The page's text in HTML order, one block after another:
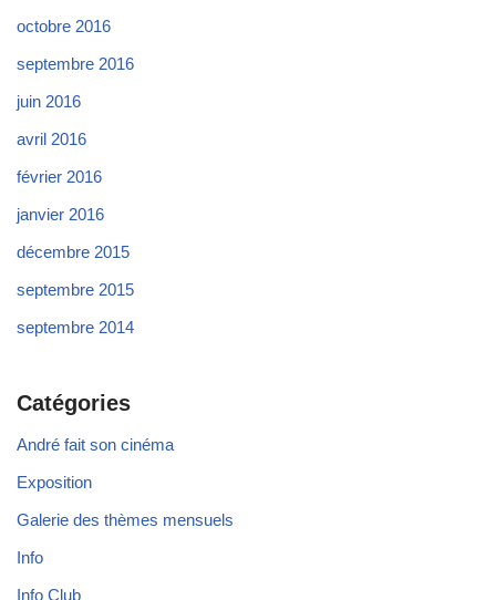
octobre 2016
septembre 2016
juin 2016
avril 2016
février 2016
janvier 2016
décembre 2015
septembre 2015
septembre 2014
Catégories
André fait son cinéma
Exposition
Galerie des thèmes mensuels
Info
Info Club